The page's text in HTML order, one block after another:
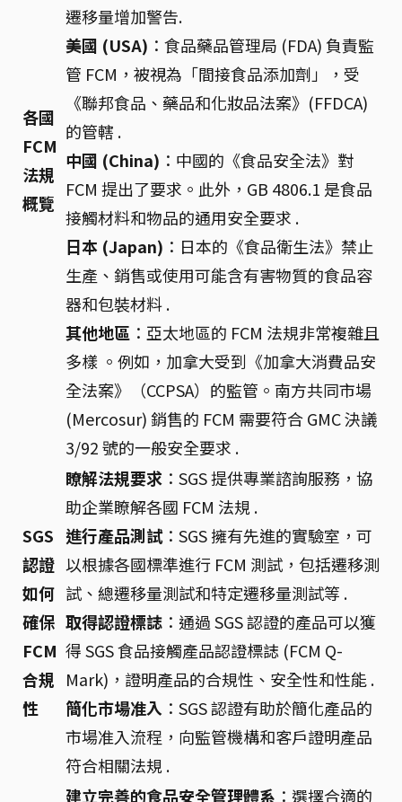
各國
FCM
法規
概覽
遷移量增加警告.
美國 (USA) ：食品藥品管理局 (FDA) 負責監
管 FCM，被視為「間接食品添加劑」，受
《聯邦食品、藥品和化妝品法案》(FFDCA)
的管轄 .
中國 (China) ：中國的《食品安全法》對
FCM 提出了要求。此外，GB 4806.1 是食品
接觸材料和物品的通用安全要求 .
日本 (Japan) ：日本的《食品衛生法》禁止
生產、銷售或使用可能含有害物質的食品容
器和包裝材料 .
其他地區 ：亞太地區的 FCM 法規非常複雜且
多樣 。例如，加拿大受到《加拿大消費品安
全法案》（CCPSA）的監管。南方共同市場
(Mercosur) 銷售的 FCM 需要符合 GMC 決議
3/92 號的一般安全要求 .
SGS
認證
如何
確保
FCM
合規
性
瞭解法規要求 ：SGS 提供專業諮詢服務，協
助企業瞭解各國 FCM 法規 .
進行產品測試：SGS 擁有先進的實驗室，可
以根據各國標準進行 FCM 測試，包括遷移測
試、總遷移量測試和特定遷移量測試等 .
取得認證標誌 ：通過 SGS 認證的產品可以獲
得 SGS 食品接觸產品認證標誌 (FCM Q-
Mark)，證明產品的合規性、安全性和性能 .
簡化市場准入 ：SGS 認證有助於簡化產品的
市場准入流程，向監管機構和客戶證明產品
符合相關法規 .
建立完善的食品安全管理體系 ：選擇合適的